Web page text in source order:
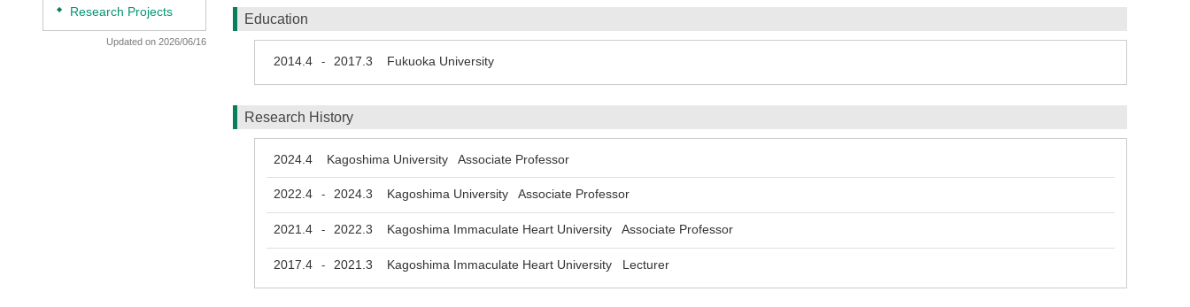
◆ Research Projects
Updated on 2026/06/16
Education
2014.4 - 2017.3 Fukuoka University
Research History
2024.4 Kagoshima University Associate Professor
2022.4 - 2024.3 Kagoshima University Associate Professor
2021.4 - 2022.3 Kagoshima Immaculate Heart University Associate Professor
2017.4 - 2021.3 Kagoshima Immaculate Heart University Lecturer